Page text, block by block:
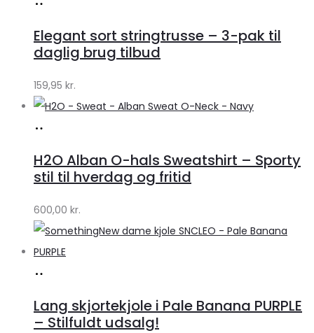
Klædeskabet.dk
Elegant sort stringtrusse – 3-pak til
daglig brug tilbud
159,95 kr.
Lykke
Lykke
H2O Alban O-hals Sweatshirt – Sporty
stil til hverdag og fritid
600,00 kr.
Klædeskabet.dk
Lang skjortekjole i Pale Banana PURPLE
– Stilfuldt udsalg!